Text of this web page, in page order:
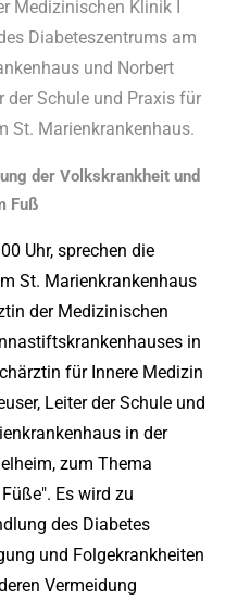
der Volkskrankheit und
Fuß
Uhr, sprechen die
St. Marienkrankenhaus
der Medizinischen
in
für Innere Medizin
Leiter der Schule und
in der
zum Thema
Es wird zu
des Diabetes
und Folgekrankheiten
Vermeidung
Medizinischen Klinik I
Diabeteszentrums am
und Norbert
der Schule und Praxis für
St. Marienkrankenhaus.